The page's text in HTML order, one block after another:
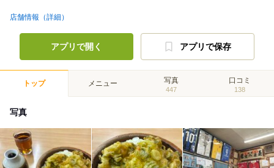
店舗情報（詳細）
アプリで開く アプリで保存
トップ メニュー 写真
447
口コミ
138
写真